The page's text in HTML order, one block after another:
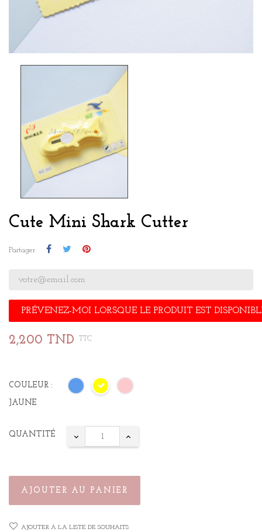
Cute Mini Shark Cutter
Partager
PRÉVENEZ-MOI LORSQUE LE PRODUIT EST
2,200 TND TTC
COULEUR :
JAUNE
QUANTITÉ
AJOUTER AU PANIER
AJOUTER À LA LISTE DE SOUHAITS